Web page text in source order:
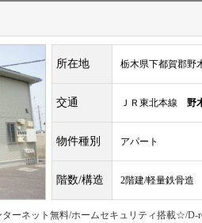
所在地 栃木県下都賀郡野
交通 ＪＲ東北本線 野
物件種別 アパート
階数/構造 2階建/軽量鉄骨造
ーネット無料/ホームセキュリティ搭載☆/D-